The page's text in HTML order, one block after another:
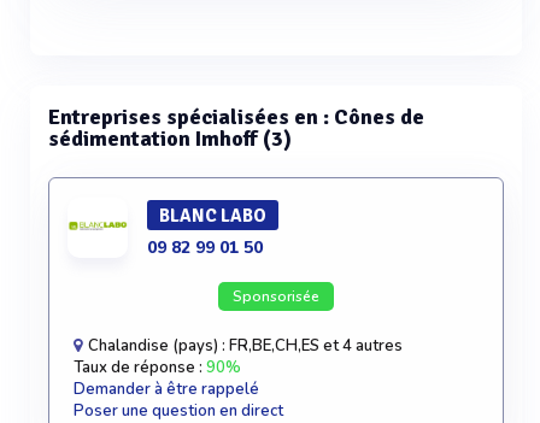
Entreprises spécialisées en : Cônes de
sédimentation Imhoff (3)
BLANC LABO
09 82 99 01 50
Sponsorisée
Chalandise (pays) : FR,BE,CH,ES et 4 autres
Taux de réponse : 90%
Demander à être rappelé
Poser une question en direct